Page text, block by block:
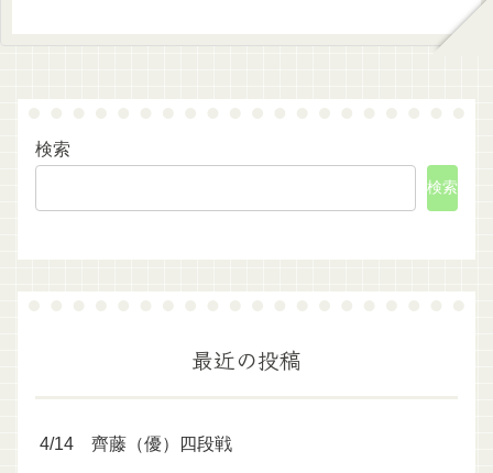
検索
検索
最近の投稿
4/14 齊藤（優）四段戦